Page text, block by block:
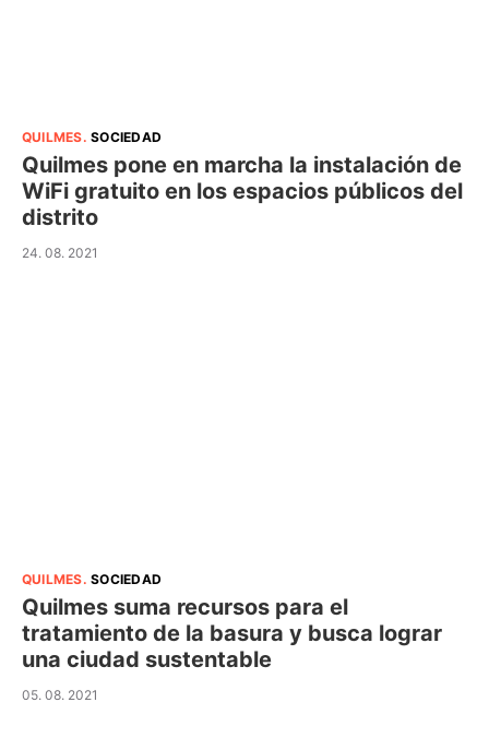
QUILMES.SOCIEDAD
Quilmes pone en marcha la instalación de
WiFi gratuito en los espacios públicos del
distrito
24. 08. 2021
QUILMES.SOCIEDAD
Quilmes suma recursos para el
tratamiento de la basura y busca lograr
una ciudad sustentable
05. 08. 2021